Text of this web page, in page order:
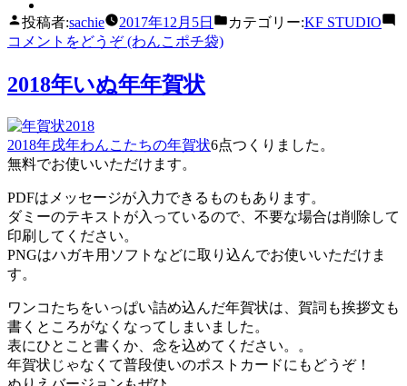
投稿者:sachie 2017年12月5日 カテゴリー:KF STUDIO
コメントをどうぞ(わんこポチ袋)
2018年いぬ年年賀状
2018年戌年わんこたちの年賀状6点つくりました。
無料でお使いいただけます。
PDFはメッセージが入力できるものもあります。
ダミーのテキストが入っているので、不要な場合は削除して
印刷してください。
PNGはハガキ用ソフトなどに取り込んでお使いいただけま
す。
ワンコたちをいっぱい詰め込んだ年賀状は、賀詞も挨拶文も
書くところがなくなってしまいました。
表にひとこと書くか、念を込めてください。。
年賀状じゃなくて普段使いのポストカードにもどうぞ！